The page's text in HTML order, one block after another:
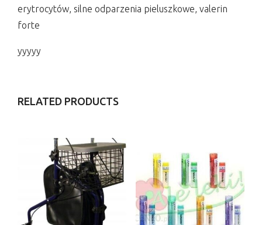
erytrocytów, silne odparzenia pieluszkowe, valerin
forte
yyyyy
RELATED PRODUCTS